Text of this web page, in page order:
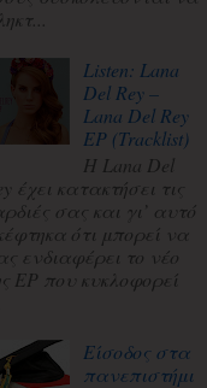
Listen: Lana
Del Rey –
Lana Del Rey
EP (Tracklist)
Η Lana Del
έχει κατακτήσει τις
σας και γι’ αυτό
ότι μπορεί να
ενδιαφέρει το νέο
EP που κυκλοφορεί
Είσοδος στα
πανεπιστήμι